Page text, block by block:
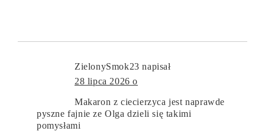
ZielonySmok23 napisał
28 lipca 2026 o
Makaron z ciecierzyca jest naprawde
pyszne fajnie ze Olga dzieli się takimi
pomysłami